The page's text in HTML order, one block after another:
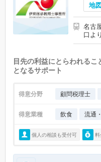
地図
名古
口よ
目先の利益にとらわれる
となるサポート
得意分野 顧問税理士
得意業種 飲食 流通
個人の相談も受付可 料